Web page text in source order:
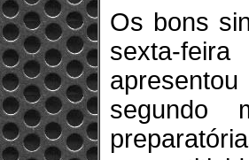
Os bons
sexta-
segundo